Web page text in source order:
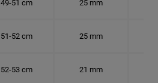
49-51 cm 25 mm
51-52 cm 25 mm
52-53 cm 21 mm